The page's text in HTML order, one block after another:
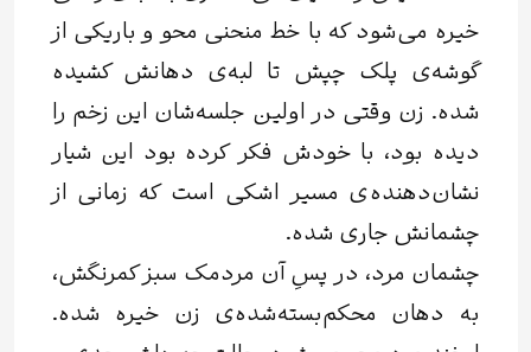
خیره می‌شود که با خط منحنی محو و باریکی از
گوشه‌ی پلک چپش تا لبه‌ی دهانش کشیده
شده. زن وقتی در اولین جلسه‌شان این زخم را
دیده بود، با خودش فکر کرده بود این شیار
نشان‌دهنده‌ی مسیر اشکی است که زمانی از
چشمانش جاری شده.
چشمان مرد، در پسِ آن مردمک سبز کمرنگش،
به دهان محکم‌بسته‌شده‌ی زن خیره شده.